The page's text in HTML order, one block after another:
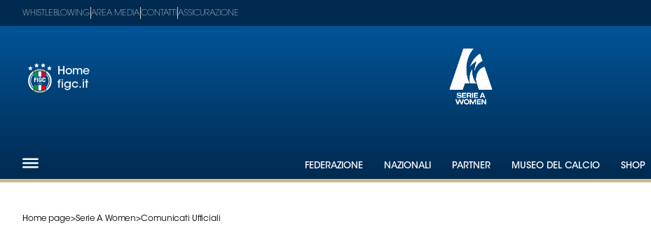
Nazionali
WHISTLEBLOWINGAREA MEDIACONTATTI ASSICURAZIONE
Home
figc.it
FEDERAZIONE NAZIONALI PARTNER MUSEO DEL CALCIO SHOP
Home page>Serie A Women>Comunicati Ufficiali